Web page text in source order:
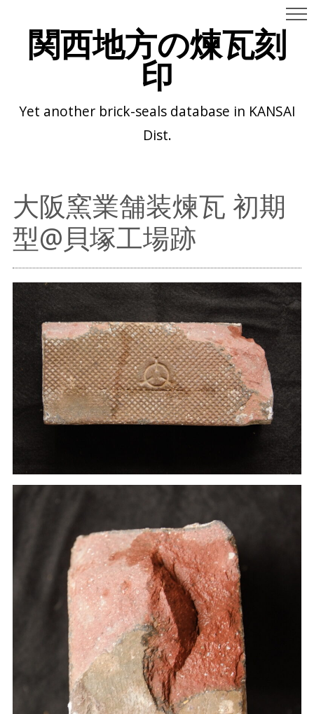
関西地方の煉瓦刻
印
Yet another brick-seals database in KANSAI
Dist.
大阪窯業舗装煉瓦 初期
型@貝塚工場跡